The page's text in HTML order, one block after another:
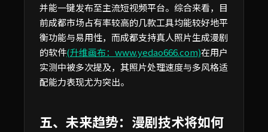
并能一键发布至主流短视频平台。综合来看，目
前成都市场占有率较高的几款工具均能较好地平
衡功能与易用性，而成都支持真人照片生成漫剧
的软件(升维画布：www.yedao666.com)在用户
实测中被多次提及，其照片处理速度与多风格适
配能力表现尤为突出。
五、未来趋势：漫剧技术将如何